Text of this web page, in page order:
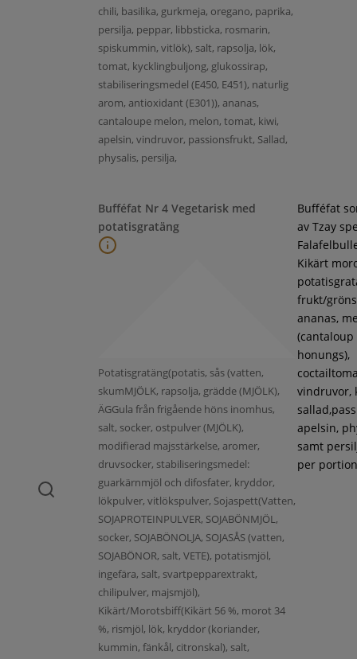
chili, basilika, gurkmeja, oregano, paprika,
persilja, peppar, libbsticka, rosmarin,
spiskummin, vitlök), salt, rapsolja, lök,
tomat, kycklingbuljong, glukossirap,
stabiliseringsmedel (E450, E451), naturlig
arom, antioxidant (E301)), ananas,
cantaloupe melon, melon, tomat, kiwi,
apelsin, vindruvor, passionsfrukt, Sallad,
physalis, persilja,
Bufféfat Nr 4 Vegetarisk med
potatisgratäng
Potatisgratäng(potatis, sås (vatten,
skumMJÖLK, rapsolja, grädde (MJÖLK),
ÄGGula från frigående höns inomhus,
salt, socker, ostpulver (MJÖLK),
modifierad majsstärkelse, aromer,
druvsocker, stabiliseringsmedel:
guarkärnmjöl och difosfater, kryddor,
lökpulver, vitlökspulver, Sojaspett(Vatten,
SOJAPROTEINPULVER, SOJABÖNMJÖL,
socker, SOJABÖNOLJA, SOJASÅS (vatten,
SOJABÖNOR, salt, VETE), potatismjöl,
ingefära, salt, svartpepparextrakt,
chilipulver, majsmjöl),
Kikärt/Morotsbiff(Kikärt 56 %, morot 34
%, rismjöl, lök, kryddor (koriander,
kummin, fänkål, citronskal), salt,
Bufféfat
av Tzay
Kikärt
frukt/
ananas,
(cantaloup
honungs),
vindruvor,
apelsin,
samt
per